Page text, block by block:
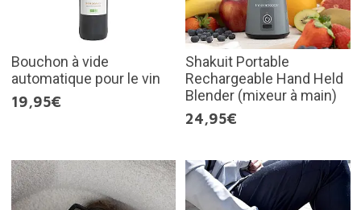
Bouchon à vide
automatique pour le vin
19,95€
Shakuit Portable
Rechargeable Hand Held
Blender (mixeur à main)
24,95€